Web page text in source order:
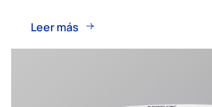
Leer más